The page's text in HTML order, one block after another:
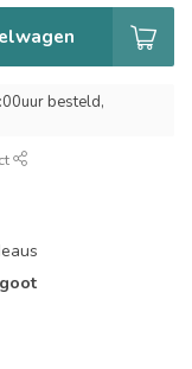
besteld,